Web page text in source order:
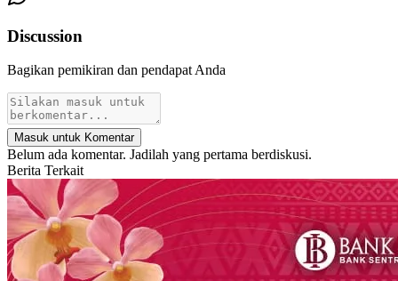
Discussion
Bagikan pemikiran dan pendapat Anda
Masuk untuk Komentar
Belum ada komentar. Jadilah yang pertama berdiskusi.
Berita Terkait